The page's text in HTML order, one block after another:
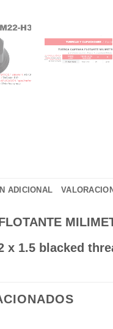
ADICIONAL
x 1.5 blacked